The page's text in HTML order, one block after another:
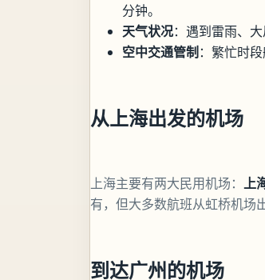
分钟。
天气状况：遇到雷雨、
空中交通管制：繁忙时
从上海出发的机场
上海主要有两大民用机场： 上
有，但大多数航班从虹桥机场
到达广州的机场